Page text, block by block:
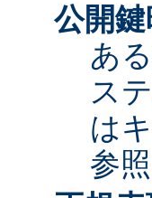
公開
あ
ス
は
参